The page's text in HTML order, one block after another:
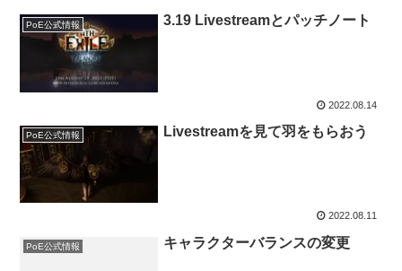
PoE公式情報 3.19 Livestreamとパッチノート
2022.08.14
PoE公式情報 Livestreamを見て羽をもらおう
2022.08.11
PoE公式情報 キャラクターバランスの変更